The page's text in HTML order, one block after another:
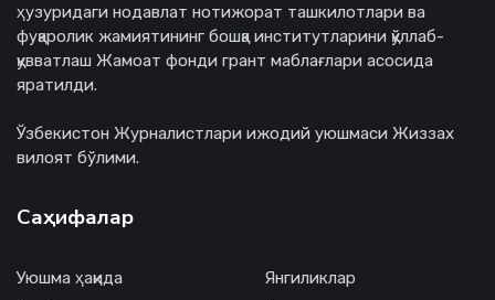
ҳузуридаги нодавлат нотижорат ташкилотлари ва
фуқаролик жамиятининг бошқа институтларини қўллаб-
қувватлаш Жамоат фонди грант маблағлари асосида
яратилди.
Ўзбекистон Журналистлари ижодий уюшмаси Жиззах
вилоят бўлими.
Саҳифалар
Уюшма ҳақида
Янгиликлар